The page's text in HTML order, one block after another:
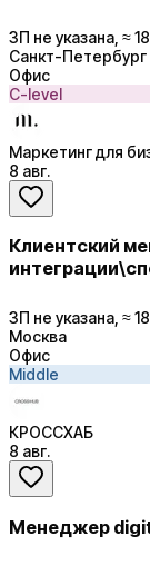
ЗП не указана, ≈
Санкт-Петербург
Офис
C-level
Маркетинг для
8 авг.
Клиентский
ЗП не указана, ≈
Москва
Офис
Middle
КРОССХАБ
8 авг.
Менеджер